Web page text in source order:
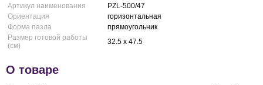
Артикул наименования
PZL-500/47
Ориентация
горизонтальная
Форма пазла
прямоугольник
Размер готовой работы
(см)
32.5 x 47.5
О товаре